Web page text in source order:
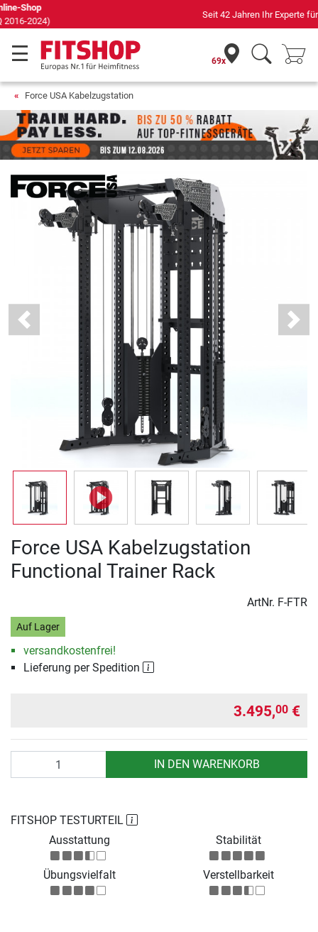
Seit 42 Jahren Ihr Experte für Heimfitness
69x
Force USA Kabelzugstation
Previous Next
Force USA Kabelzugstation
Functional Trainer Rack
ArtNr. F-FTR
Auf Lager
versandkostenfrei!
Lieferung per Spedition
3.495,00 €
IN DEN WARENKORB
FITSHOP TESTURTEIL
Ausstattung
Stabilität
Übungsvielfalt Verstellbarkeit